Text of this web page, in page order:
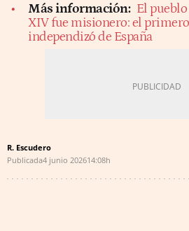
Más información: El
XIV fue misionero: el primero
independizó de España
R. Escudero
Publicada4 junio 202614:08h